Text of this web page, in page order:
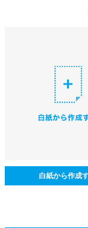
白紙から作成